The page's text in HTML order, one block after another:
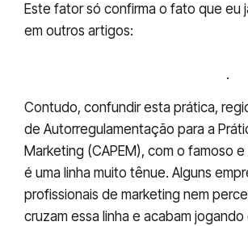
Este fator só confirma o fato que eu
em outros artigos:
.
Contudo, confundir esta prática,
de Autorregulamentação para a
Marketing (CAPEM), com o famoso
é uma linha muito tênue. Alguns
profissionais de marketing nem
cruzam essa linha e acabam jogando